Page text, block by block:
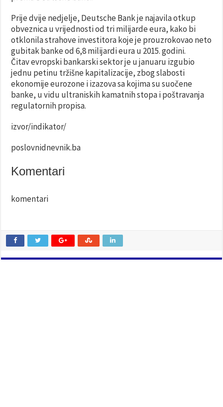
Prije dvije nedjelje, Deutsche Bank je najavila otkup
obveznica u vrijednosti od tri milijarde eura, kako bi
otklonila strahove investitora koje je prouzrokovao neto
gubitak banke od 6,8 milijardi eura u 2015. godini.
Čitav evropski bankarski sektor je u januaru izgubio
jednu petinu tržišne kapitalizacije, zbog slabosti
ekonomije eurozone i izazova sa kojima su suočene
banke, u vidu ultraniskih kamatnih stopa i poštravanja
regulatornih propisa.
izvor/indikator/
poslovnidnevnik.ba
Komentari
komentari